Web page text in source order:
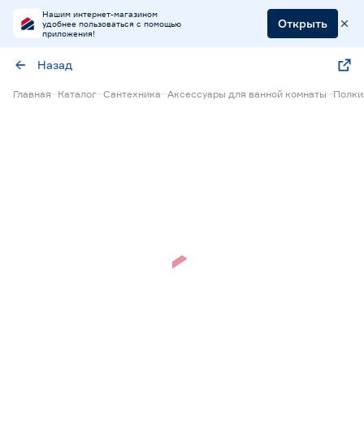
Нашим интернет-магазином
удобнее пользоваться с помощью
приложения!
Открыть
Назад
Главная Каталог Сантехника Аксессуары для ванной комнаты